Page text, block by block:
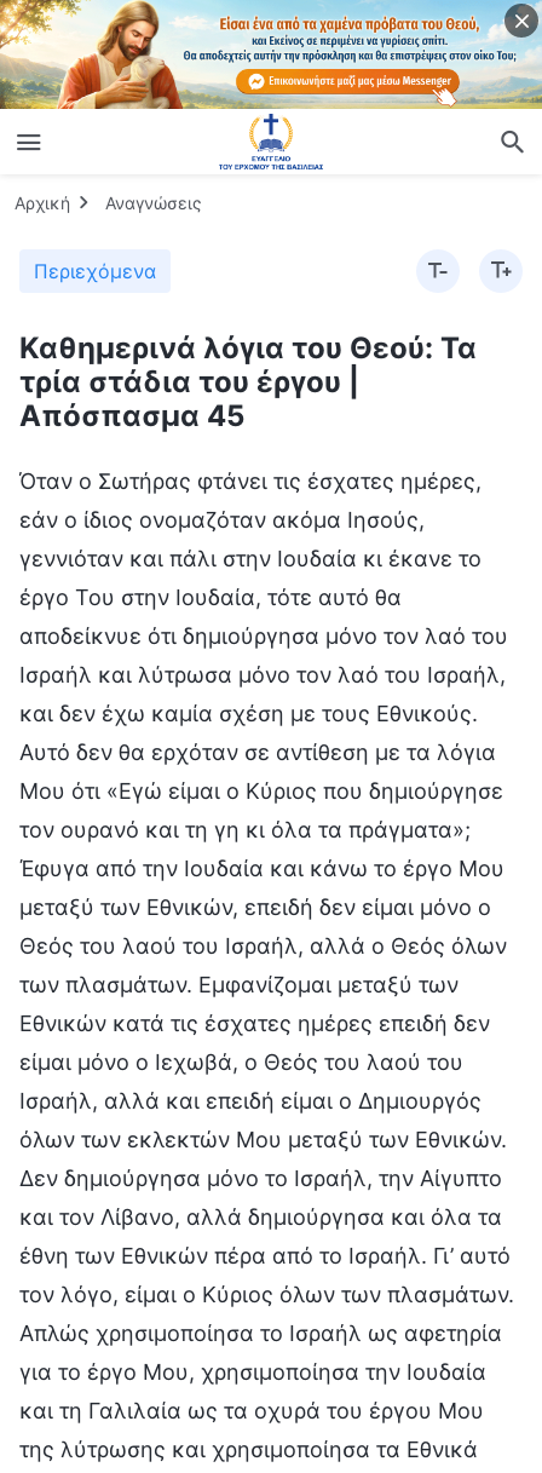
Αρχική Αναγνώσεις
Περιεχόμενα
Καθημερινά λόγια του Θεού: Τα
τρία στάδια του έργου |
Απόσπασμα 45
Όταν ο Σωτήρας φτάνει τις έσχατες ημέρες,
εάν ο ίδιος ονομαζόταν ακόμα Ιησούς,
γεννιόταν και πάλι στην Ιουδαία κι έκανε το
έργο Του στην Ιουδαία, τότε αυτό θα
αποδείκνυε ότι δημιούργησα μόνο τον λαό του
Ισραήλ και λύτρωσα μόνο τον λαό του Ισραήλ,
και δεν έχω καμία σχέση με τους Εθνικούς.
Αυτό δεν θα ερχόταν σε αντίθεση με τα λόγια
Μου ότι «Εγώ είμαι ο Κύριος που δημιούργησε
τον ουρανό και τη γη κι όλα τα πράγματα»;
Έφυγα από την Ιουδαία και κάνω το έργο Μου
μεταξύ των Εθνικών, επειδή δεν είμαι μόνο ο
Θεός του λαού του Ισραήλ, αλλά ο Θεός όλων
των πλασμάτων. Εμφανίζομαι μεταξύ των
Εθνικών κατά τις έσχατες ημέρες επειδή δεν
είμαι μόνο ο Ιεχωβά, ο Θεός του λαού του
Ισραήλ, αλλά και επειδή είμαι ο Δημιουργός
όλων των εκλεκτών Μου μεταξύ των Εθνικών.
Δεν δημιούργησα μόνο το Ισραήλ, την Αίγυπτο
και τον Λίβανο, αλλά δημιούργησα και όλα τα
έθνη των Εθνικών πέρα από το Ισραήλ. Γι’ αυτό
τον λόγο, είμαι ο Κύριος όλων των πλασμάτων.
Απλώς χρησιμοποίησα το Ισραήλ ως αφετηρία
για το έργο Μου, χρησιμοποίησα την Ιουδαία
και τη Γαλιλαία ως τα οχυρά του έργου Μου
της λύτρωσης και χρησιμοποίησα τα Εθνικά